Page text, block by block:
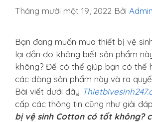
Tháng mười một 19, 2022 Bởi
Bạn đang muốn mua thiết bị vệ
lại đắn đo không biết sản phẩm
không? Để có thể giúp bạn có thể
các dòng sản phẩm này và ra
Bài viết dưới đây
cấp các thông tin cũng như giải
bị vệ sinh Cotton có tốt không?